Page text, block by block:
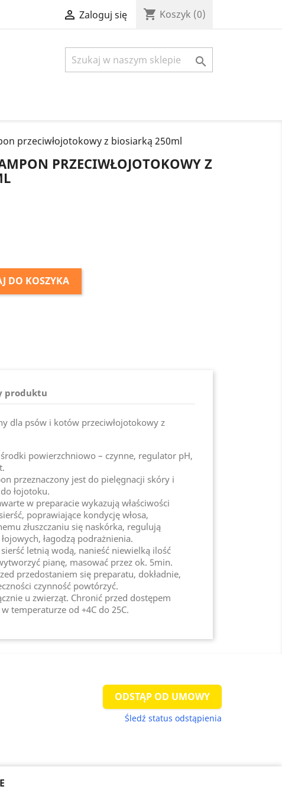
 Zaloguj się shopping_cart Koszyk (0)

przeciwłojotokowy z biosiarką 250ml
PRZECIWŁOJOTOKOWY Z
DO KOSZYKA
produktu
dla psów i kotów przeciwłojotokowy z
środki powierzchniowo – czynne, regulator pH,
przeznaczony jest do pielęgnacji skóry i
łojotoku.
w preparacie wykazują właściwości
poprawiające kondycję włosa,
złuszczaniu się naskórka, regulują
łagodzą podrażnienia.
letnią wodą, nanieść niewielką ilość
pianę, masować przez ok. 5min.
przedostaniem się preparatu, dokładnie,
czynność powtórzyć.
u zwierząt. Chronić przed dostępem
temperaturze od +4C do 25C.
ODSTĄP OD UMOWY
Śledź status odstąpienia